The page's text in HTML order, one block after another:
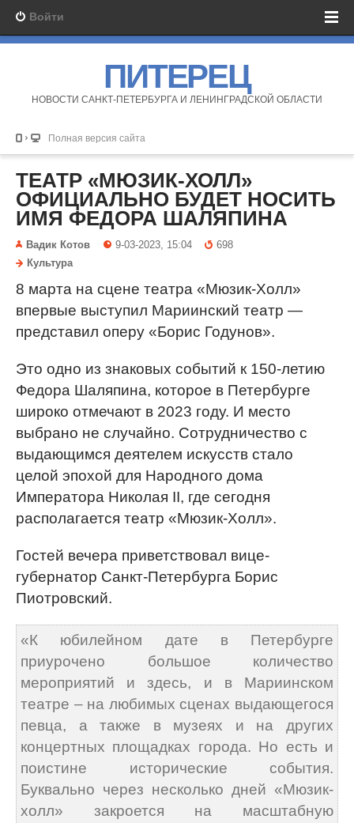
Войти
ПИТЕРЕЦ
НОВОСТИ САНКТ-ПЕТЕРБУРГА И ЛЕНИНГРАДСКОЙ ОБЛАСТИ
Полная версия сайта
ТЕАТР «МЮЗИК-ХОЛЛ»
ОФИЦИАЛЬНО БУДЕТ НОСИТЬ
ИМЯ ФЕДОРА ШАЛЯПИНА
Вадик Котов 9-03-2023, 15:04
698
Культура
8 марта на сцене театра «Мюзик-Холл»
впервые выступил Мариинский театр —
представил оперу «Борис Годунов».
Это одно из знаковых событий к 150-летию
Федора Шаляпина, которое в Петербурге
широко отмечают в 2023 году. И место
выбрано не случайно. Сотрудничество с
выдающимся деятелем искусств стало
целой эпохой для Народного дома
Императора Николая II, где сегодня
располагается театр «Мюзик-Холл».
Гостей вечера приветствовал вице-
губернатор Санкт‑Петербурга Борис
Пиотровский.
«К юбилейном дате в Петербурге
приурочено большое количество
мероприятий и здесь, и в Мариинском
театре – на любимых сценах выдающегося
певца, а также в музеях и на других
концертных площадках города. Но есть и
поистине исторические события.
Буквально через несколько дней «Мюзик-
холл» закроется на масштабную